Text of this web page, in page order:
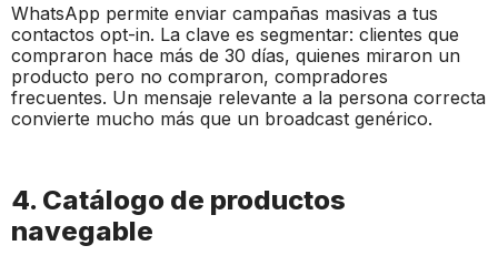
WhatsApp permite enviar campañas masivas a tus
contactos opt-in. La clave es segmentar: clientes que
compraron hace más de 30 días, quienes miraron un
producto pero no compraron, compradores
frecuentes. Un mensaje relevante a la persona correcta
convierte mucho más que un broadcast genérico.
4. Catálogo de productos
navegable